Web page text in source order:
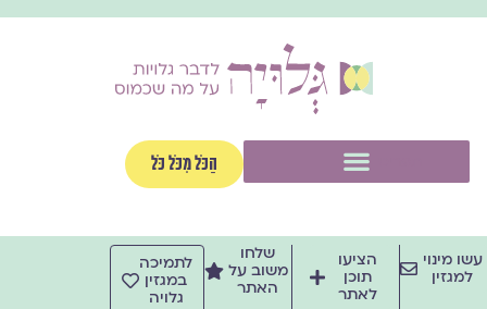
הַכֹּל מִכֹּל כֹּל
עשו מינוי
למגזין
הציעו
תוכן
לאתר
שלחו
משוב על
האתר
לתמיכה
במגזין
גלויה